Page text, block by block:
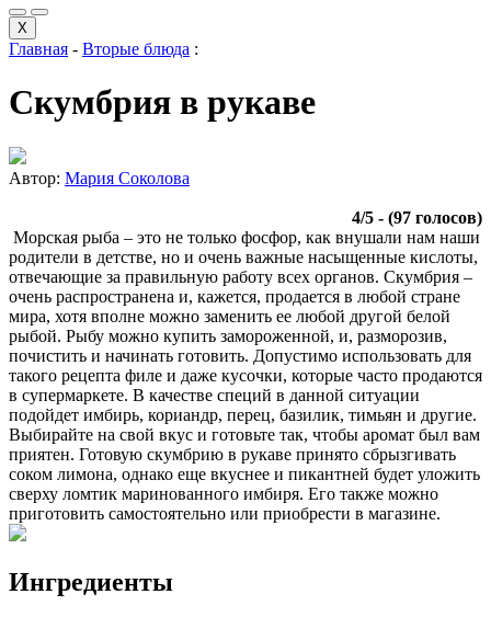
X
Главная - Вторые блюда :
Скумбрия в рукаве
Автор: Мария Соколова
4/5 - (97 голосов)
Морская рыба – это не только фосфор, как внушали нам наши
родители в детстве, но и очень важные насыщенные кислоты,
отвечающие за правильную работу всех органов. Скумбрия –
очень распространена и, кажется, продается в любой стране
мира, хотя вполне можно заменить ее любой другой белой
рыбой. Рыбу можно купить замороженной, и, разморозив,
почистить и начинать готовить. Допустимо использовать для
такого рецепта филе и даже кусочки, которые часто продаются
в супермаркете. В качестве специй в данной ситуации
подойдет имбирь, кориандр, перец, базилик, тимьян и другие.
Выбирайте на свой вкус и готовьте так, чтобы аромат был вам
приятен. Готовую скумбрию в рукаве принято сбрызгивать
соком лимона, однако еще вкуснее и пикантней будет уложить
сверху ломтик маринованного имбиря. Его также можно
приготовить самостоятельно или приобрести в магазине.
Ингредиенты